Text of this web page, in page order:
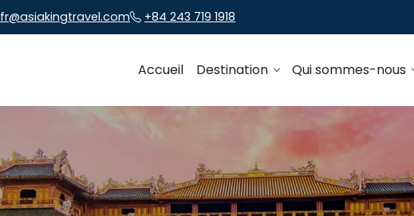
fr@asiakingtravel.com +84 243 719 1918
Accueil Destination Qui sommes-nous